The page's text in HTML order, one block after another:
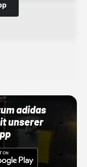
adidas
unserer